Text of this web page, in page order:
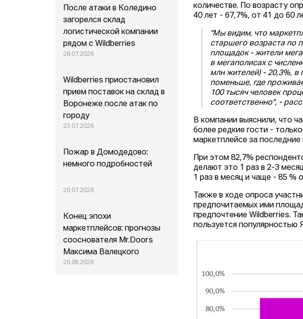
количестве. По возрасту
40 лет - 67,7%, от 41 до 60
"Мы видим, что
старшего возраста по
площадок - жители
в мегаполисах с
млн жителей) - 20,3%, в
поменьше, где
100 тысяч человек
соответственно", -
В компании выяснили, что
более редкие гости -
маркетплейсе за
При этом 82,7%
делают это 1 раз в 2-3
1 раз в месяц и чаще - 85 %
Также в ходе опроса
предпочитаемых ими
предпочтение Wildberries.
пользуется популярностью
После атаки в Коледино
загорелся склад
логистической компании
рядом с Wildberries
28.07.2026
Wildberries приостановил
прием поставок на склад в
Воронеже после атак по
городу
23.07.2026
Пожар в Домодедово:
немного подробностей
20.07.2026
Конец эпохи
маркетплейсов: прогнозы
сооснователя Mr.Doors
Максима Валецкого
26.06.2026